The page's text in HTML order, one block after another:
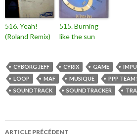
516. Yeah!
(Roland Remix)
515. Burning
like the sun
CYBORG JEFF CYRIX GAME
LOOP
MAF MUSIQUE
PPP TEAM
SOUNDTRACK
SOUNDTRACKER
ARTICLE PRÉCÉDENT